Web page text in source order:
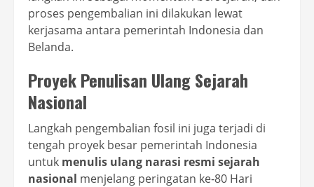
proses pengembalian ini dilakukan lewat
kerjasama antara pemerintah Indonesia dan
Belanda.
Proyek Penulisan Ulang Sejarah
Nasional
Langkah pengembalian fosil ini juga terjadi di
tengah proyek besar pemerintah Indonesia
untuk menulis ulang narasi resmi sejarah
nasional menjelang peringatan ke‑80 Hari